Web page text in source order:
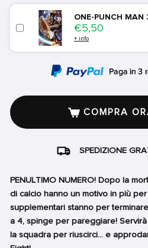
ONE-PUNCH MAN
Price
€5,50
+ info
COMPRA
SPEDIZIONE
PENULTIMO NUMERO! Dopo la
di calcio hanno un motivo in più
supplementari stanno per
a 4, spinge per pareggiare!
la squadra per riuscirci... e